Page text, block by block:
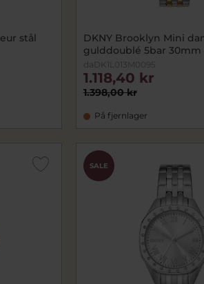
stål
DKNY Brooklyn Mini
gulddoublé 5bar 30mm
daDK1L013M0095
1.398,00 kr
1.118,40 kr
På fjernlager
SALE